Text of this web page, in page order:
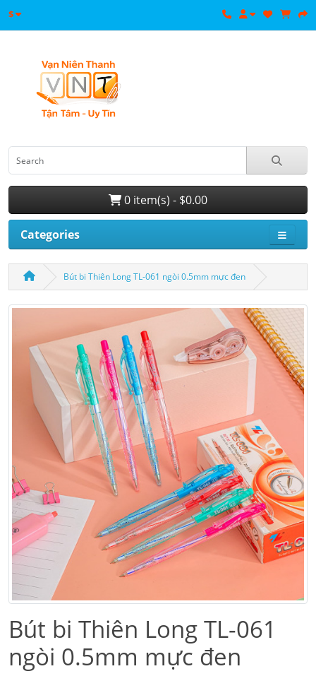
$
0 item(s) - $0.00
Categories
Bút bi Thiên Long TL-061 ngòi 0.5mm mực đen
Bút bi Thiên Long TL-061
ngòi 0.5mm mực đen